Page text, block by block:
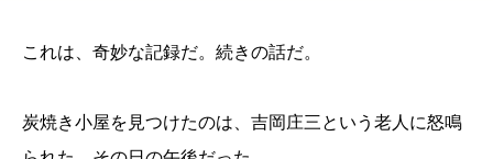
これは、奇妙な記録だ。続きの話だ。
炭焼き小屋を見つけたのは、吉岡庄三という老人に怒鳴